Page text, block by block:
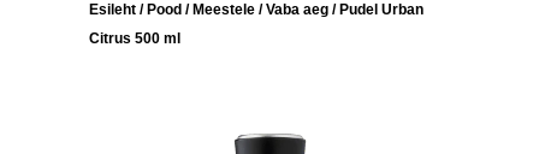
Esileht / Pood / Meestele /Vaba aeg / Pudel Urban
Citrus 500 ml